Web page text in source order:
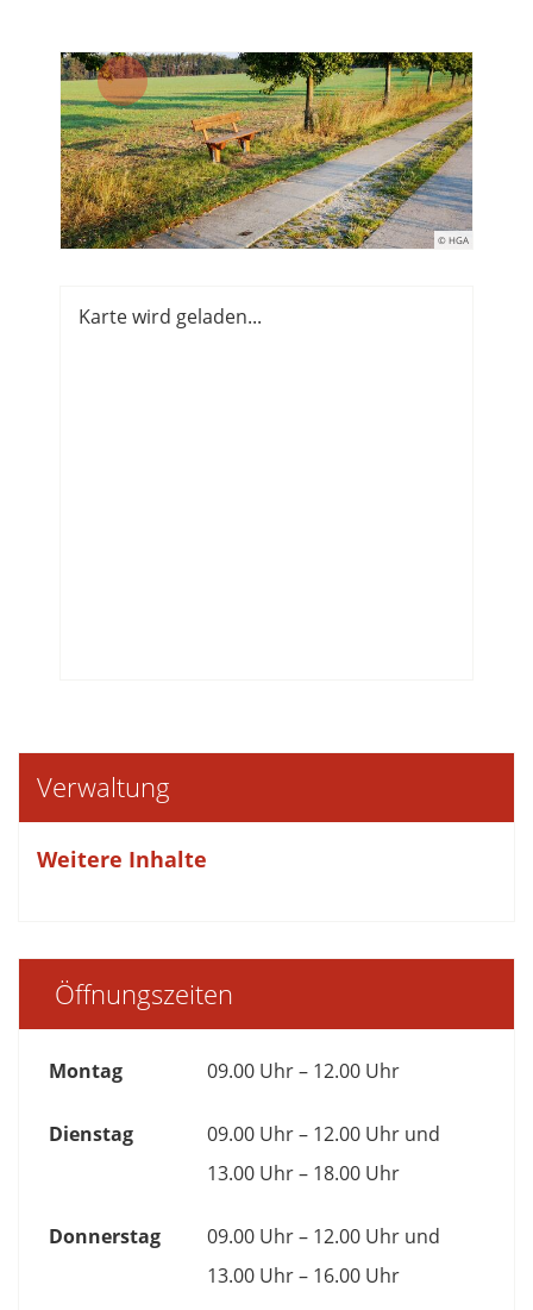
© HGA
Karte wird geladen...
Verwaltung
Weitere Inhalte
Öffnungszeiten
Montag 09.00 Uhr – 12.00 Uhr
Dienstag
09.00 Uhr – 12.00 Uhr und
13.00 Uhr – 18.00 Uhr
Donnerstag
09.00 Uhr – 12.00 Uhr und
13.00 Uhr – 16.00 Uhr